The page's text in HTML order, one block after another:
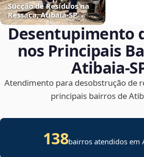
Sucção de Resíduos na
Ressaca, Atibaia‑SP
Desentupimento
nos Principais
Atendimento para desobstrução de
principais bairros de
138bairros atendidos em